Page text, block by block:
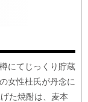
にてじっくり貯蔵
女性杜氏が丹念に
た焼酎は、麦本